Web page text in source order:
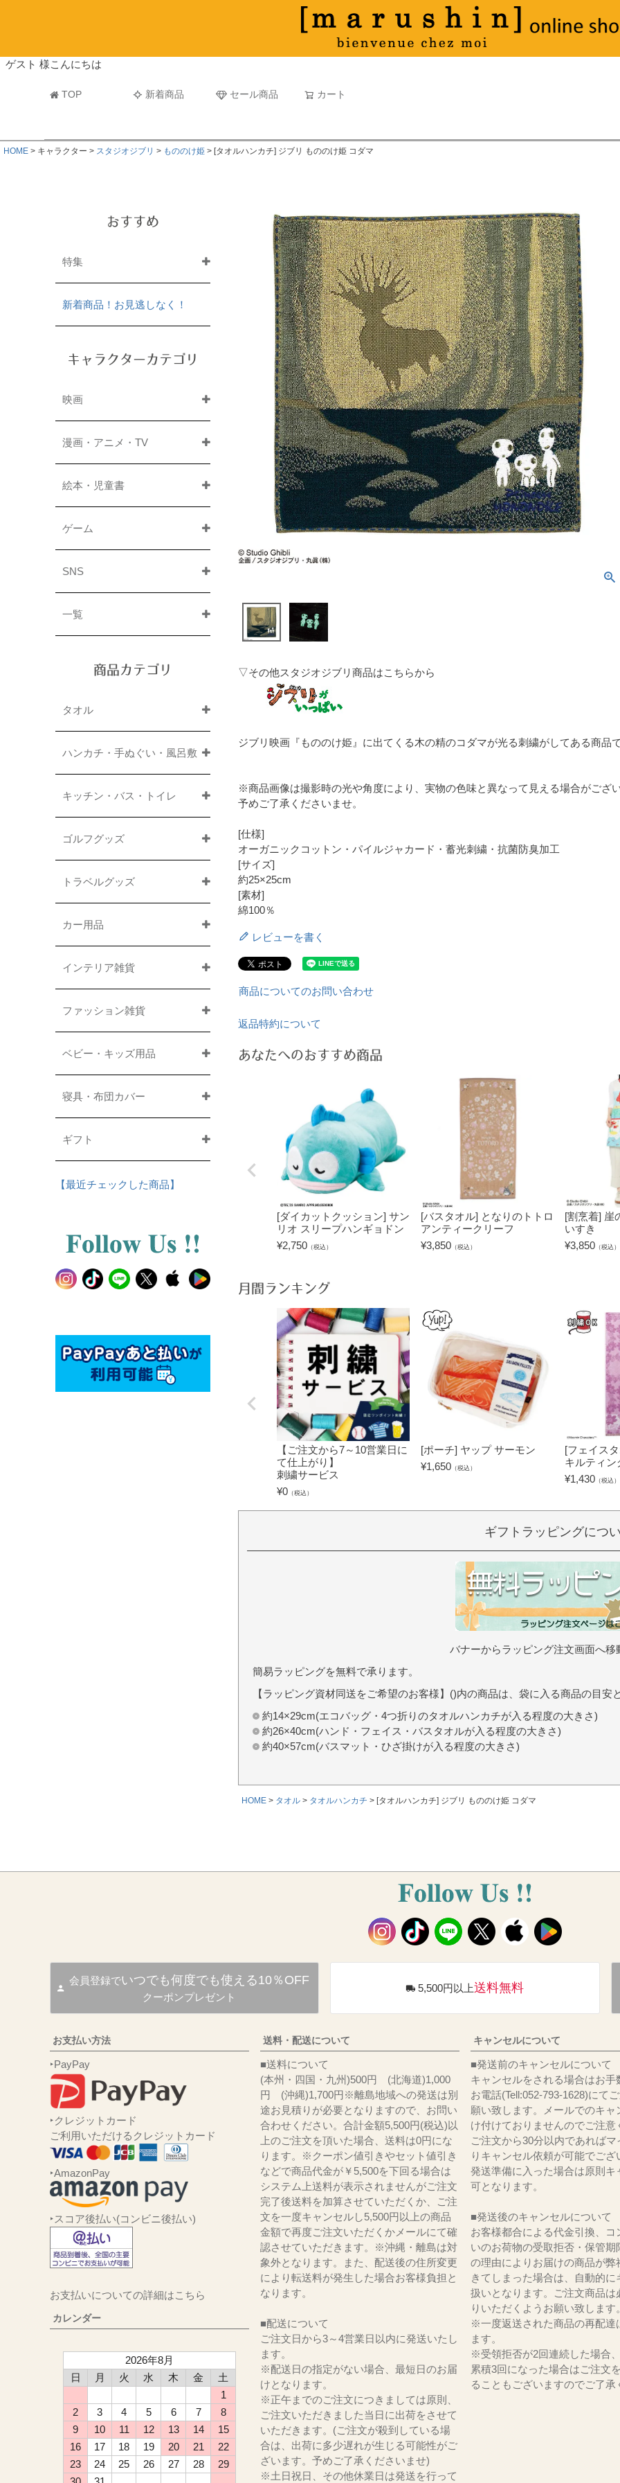
ゲスト 様こんにちは
TOP 新着商品 セール商品 カート
マフラータオル
並び順
新着順
古い順 価格が
HOME キャラクター スタジオジブリ もののけ姫 [タオルハンカチ] ジブリ もののけ姫 コダマ
おすすめ
特集
新着商品！お見逃しなく！
キャラクターカテゴリ
映画
漫画・アニメ・TV
絵本・児童書
ゲーム
SNS
一覧
商品カテゴリ
タオル
ハンカチ・手ぬぐい・風呂敷
キッチン・バス・トイレ
ゴルフグッズ
トラベルグッズ
カー用品
インテリア雑貨
ファッション雑貨
ベビー・キッズ用品
寝具・布団カバー
ギフト
【最近チェックした商品】
▽その他スタジオジブリ商品はこちらから
ジブリ映画『もののけ姫』に出てくる木の精のコダマが光る刺繍がしてある商品で
※商品画像は撮影時の光や角度により、実物の色味と異なって見える場合がござい
予めご了承くださいませ。
[仕様]
オーガニックコットン・パイルジャカード・蓄光刺繍・抗菌防臭加工
[サイズ]
約25×25cm
[素材]
綿100％
レビューを書く
商品についてのお問い合わせ
返品特約について
あなたへのおすすめ商品
[ダイカットクッション] サン
リオ スリープハンギョドン
¥2,750 （税込）
[バスタオル] となりのトトロ
アンティークリーフ
¥3,850 （税込）
[割烹着] 崖
いすき
¥3,850 （税込）
月間ランキング
【ご注文から7～10営業日に
て仕上がり】
刺繍サービス
¥0 （税込）
[ポーチ] ヤップ サーモン
¥1,650 （税込）
[フェイス
キルティン
¥1,430 （税込）
ギフトラッピングにつ
バナーからラッピング注文画面へ移
簡易ラッピングを無料で承ります。
【ラッピング資材同送をご希望のお客様】()内の商品は、袋に入る商品の目安
約14×29cm(エコバッグ・4つ折りのタオルハンカチが入る程度の大きさ)
約26×40cm(ハンド・フェイス・バスタオルが入る程度の大きさ)
約40×57cm(バスマット・ひざ掛けが入る程度の大きさ)
HOME タオル タオルハンカチ [タオルハンカチ] ジブリ もののけ姫 コダマ
会員登録でいつでも何度でも使える10％OFF
クーポンプレゼント
5,500円以上送料無料
お支払い方法
‣PayPay
‣クレジットカード
ご利用いただけるクレジットカード
‣AmazonPay
‣スコア後払い(コンビニ後払い)
お支払いについての詳細はこちら
カレンダー
2026年8月
日
月 火 水 木 金
土
1
2
3 4 5 6 7
8
9
10 11 12 13 14
15
16
17 18 19 20 21
22
23
24 25 26 27 28
29
送料・配送について
■送料について
(本州・四国・九州)500円 (北海道)1,000
円 (沖縄)1,700円※離島地域への発送は別
途お見積りが必要となりますので、お問い
合わせください。合計金額5,500円(税込)以
上のご注文を頂いた場合、送料は0円にな
ります。※クーポン値引きやセット値引き
などで商品代金が￥5,500を下回る場合は
システム上送料が表示されませんがご注文
完了後送料を加算させていただくか、ご注
文を一度キャンセルし5,500円以上の商品
金額で再度ご注文いただくかメールにて確
認させていただきます。※沖縄・離島は対
象外となります。また、配送後の住所変更
により転送料が発生した場合お客様負担と
なります。
■配送について
ご注文日から3～4営業日以内に発送いたし
ます。
※配送日の指定がない場合、最短日のお届
けとなります。
※正午までのご注文につきましては原則、
ご注文いただきました当日に出荷をさせて
いただきます。(ご注文が殺到している場
合は、出荷に多少遅れが生じる可能性がご
ざいます。予めご了承くださいませ)
※土日祝日、その他休業日は発送を行って
キャンセルについて
■発送前のキャンセルについて
キャンセルをされる場合はお手
お電話(Tell:052-793-1628)にて
願い致します。メールでのキャ
け付けておりませんのでご注意
ご注文から30分以内であればマ
りキャンセル依頼が可能でござ
発送準備に入った場合は原則キ
可となります。
■発送後のキャンセルについて
お客様都合による代金引換、コ
いのお荷物の受取拒否・保管期
の理由によりお届けの商品が弊
きてしまった場合は、自動的に
扱いとなります。ご注文商品は
りいただくようお願い致します。
※一度返送された商品の再配達
ます。
※受領拒否が2回連続した場合
累積3回になった場合はご注文
ることもございますのでご了承